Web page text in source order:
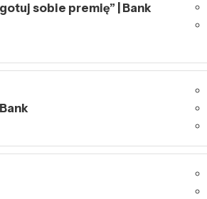
sobie premię” | Bank